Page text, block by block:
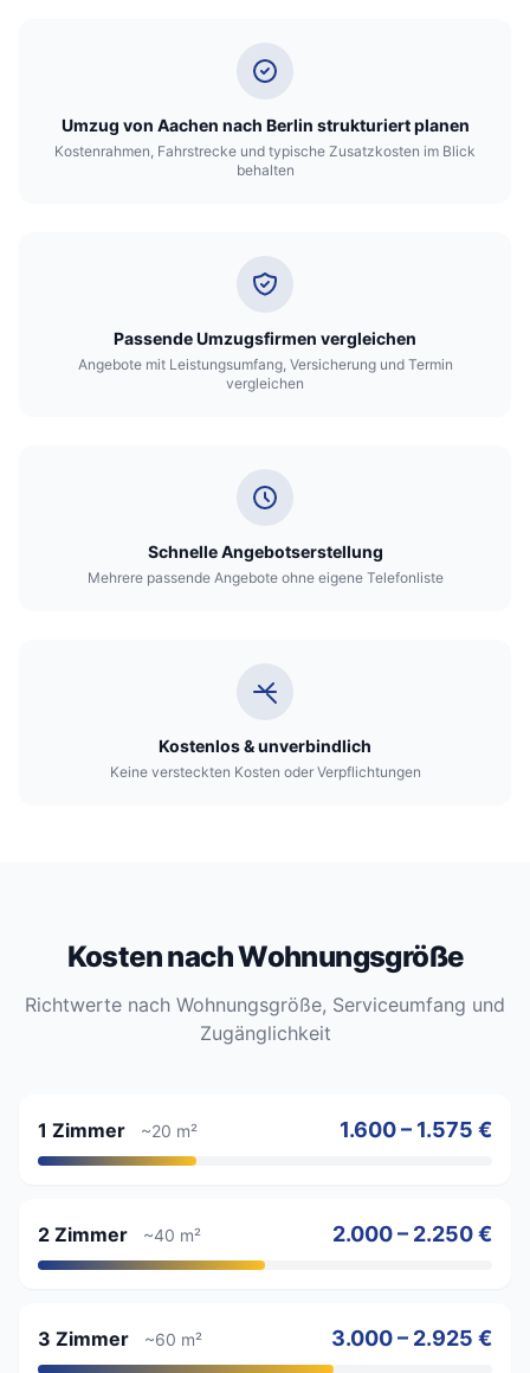
Umzug von Aachen nach Berlin strukturiert planen
Kostenrahmen, Fahrstrecke und typische Zusatzkosten im Blick
behalten
Passende Umzugsfirmen vergleichen
Angebote mit Leistungsumfang, Versicherung und Termin
vergleichen
Schnelle Angebotserstellung
Mehrere passende Angebote ohne eigene Telefonliste
Kostenlos & unverbindlich
Keine versteckten Kosten oder Verpflichtungen
Kosten nach Wohnungsgröße
Richtwerte nach Wohnungsgröße, Serviceumfang und
Zugänglichkeit
1 Zimmer ~20 m² 1.600 – 1.575 €
2 Zimmer ~40 m² 2.000 – 2.250 €
3 Zimmer ~60 m² 3.000 – 2.925 €